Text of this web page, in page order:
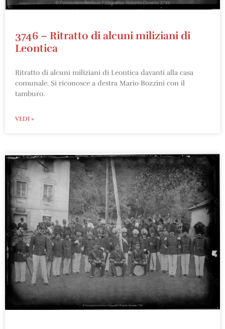
3746 – Ritratto di alcuni miliziani di
Leontica
Ritratto di alcuni miliziani di Leontica davanti alla casa
comunale. Si riconosce a destra Mario Bozzini con il
tamburo.
VEDI »